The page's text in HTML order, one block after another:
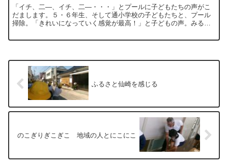
「イチ、二―、イチ、二―・・・」とプールに子どもたちの声がこ
だまします。５・６年生、そして通小学校の子どもたちと、プール
掃除。「きれいになっていく感覚が最高！」と子どもの声。みるみ
う...
ふるさと仙崎を感じる
のこぎりぎこぎこ 地域の人とにこにこ